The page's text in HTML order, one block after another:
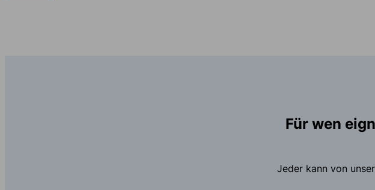
Für wen
Jeder kann von